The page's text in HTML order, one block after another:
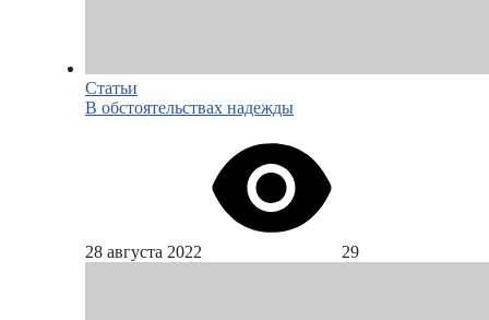
Статьи
В обстоятельствах надежды
28 августа 2022 29